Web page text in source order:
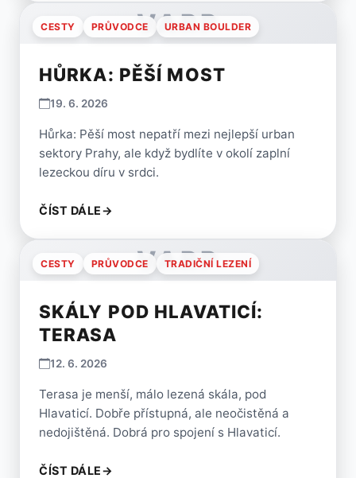
VARP
CESTY PRŮVODCE URBAN BOULDER
HŮRKA: PĚŠÍ MOST
19. 6. 2026
Hůrka: Pěší most nepatří mezi nejlepší urban
sektory Prahy, ale když bydlíte v okolí zaplní
lezeckou díru v srdci.
ČÍST DÁLE→
VARP
CESTY PRŮVODCE TRADIČNÍ LEZENÍ
SKÁLY POD HLAVATICÍ:
TERASA
12. 6. 2026
Terasa je menší, málo lezená skála, pod
Hlavaticí. Dobře přístupná, ale neočistěná a
nedojištěná. Dobrá pro spojení s Hlavaticí.
ČÍST DÁLE→